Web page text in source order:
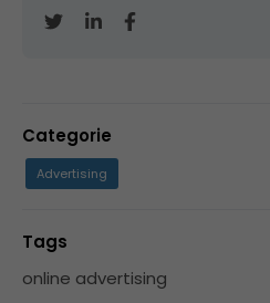
Categorie
Advertising
Tags
online advertising